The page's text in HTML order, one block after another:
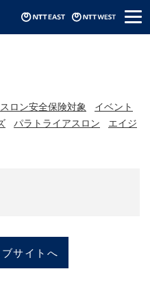
メ
ニ
ライアスロンin丹波
ロン安全保険対象
イベント
パラトライアスロン
エイジ
サイトへ